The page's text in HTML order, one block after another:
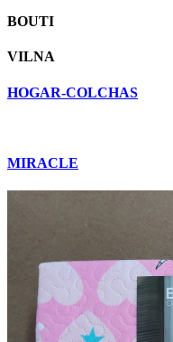
BOUTI
VILNA
HOGAR-COLCHAS
MIRACLE